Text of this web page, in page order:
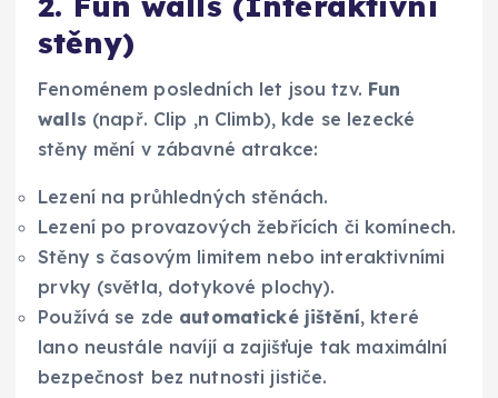
stěny)
Fenoménem posledních let jsou tzv. Fun
walls (např. Clip ‚n Climb), kde se lezecké
stěny mění v zábavné atrakce:
Lezení na průhledných stěnách.
Lezení po provazových žebřících či komínech.
Stěny s časovým limitem nebo interaktivními
prvky (světla, dotykové plochy).
Používá se zde automatické jištění, které
lano neustále navíjí a zajišťuje tak maximální
bezpečnost bez nutnosti jističe.